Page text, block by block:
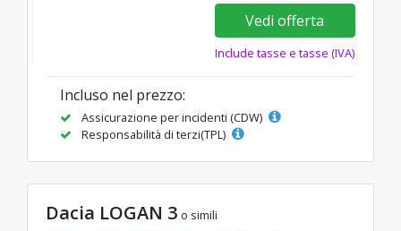
Vedi offerta
Include tasse e tasse (IVA)
Incluso nel prezzo:
Assicurazione per incidenti (CDW)
Responsabilità di terzi(TPL)
Dacia LOGAN 3 o simili